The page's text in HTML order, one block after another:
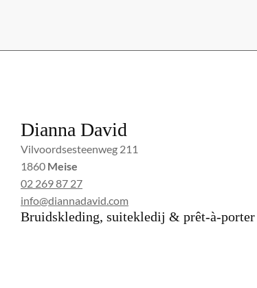
Dianna David
Vilvoordsesteenweg 211
1860 Meise
02 269 87 27
info@diannadavid.com
Bruidskleding, suitekledij & prêt-à-porter